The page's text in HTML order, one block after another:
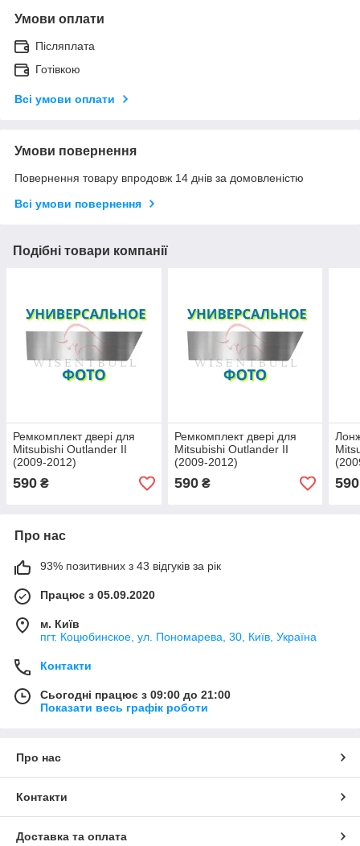
Умови оплати
Післяплата
Готівкою
Всі умови оплати
Умови повернення
Повернення товару впродовж 14 днів за домовленістю
Всі умови повернення
Подібні товари компанії
Ремкомплект двері для
Mitsubishi Outlander II
(2009-2012)
590 ₴
Ремкомплект двері для
Mitsubishi Outlander II
(2009-2012)
590₴ 590
Про нас
93% позитивних з 43 відгуків за рік
Працює з 05.09.2020
м. Київ
пгт. Коцюбинское, ул. Пономарева, 30, Київ, Україна
Контакти
Сьогодні працює з 09:00 до 21:00
Показати весь графік роботи
Про нас
Контакти
Доставка та оплата